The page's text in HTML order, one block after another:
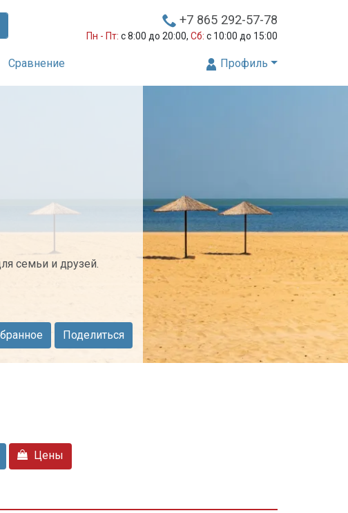
+7 865 292-57-78
Пн - Пт: с 8:00 до 20:00, Сб: с 10:00 до 15:00
Сравнение Профиль
семьи и друзей.
Поделиться
Цены